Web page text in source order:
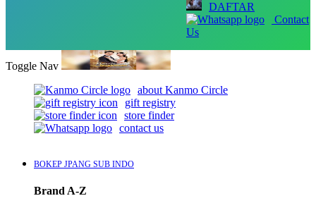
DAFTAR
Contact
Us
Toggle Nav
about Kanmo Circle
gift registry
store finder
contact us
BOKEP JPANG SUB INDO
Brand A-Z